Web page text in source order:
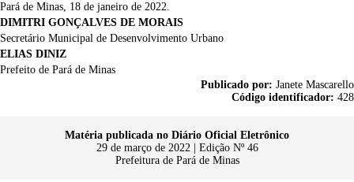
Pará de Minas, 18 de janeiro de 2022.
DIMITRI GONÇALVES DE MORAIS
Secretário Municipal de Desenvolvimento Urbano
ELIAS DINIZ
Prefeito de Pará de Minas
Publicado por: Janete Mascarello
Código identificador: 428
Matéria publicada no Diário Oficial Eletrônico
29 de março de 2022 | Edição Nº 46
Prefeitura de Pará de Minas